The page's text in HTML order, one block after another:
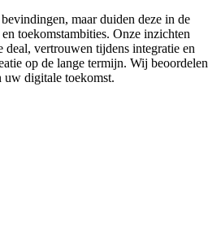
maar duiden deze in de
toekomstambities. Onze inzichten
deal, vertrouwen tijdens integratie en
op de lange termijn. Wij beoordelen
uw digitale toekomst.